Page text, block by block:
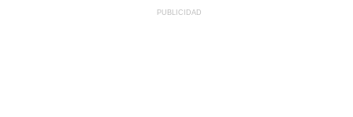
PUBLICIDAD